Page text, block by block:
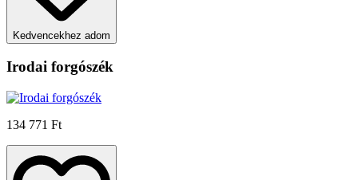
Kedvencekhez adom
Irodai forgószék
134 771 Ft